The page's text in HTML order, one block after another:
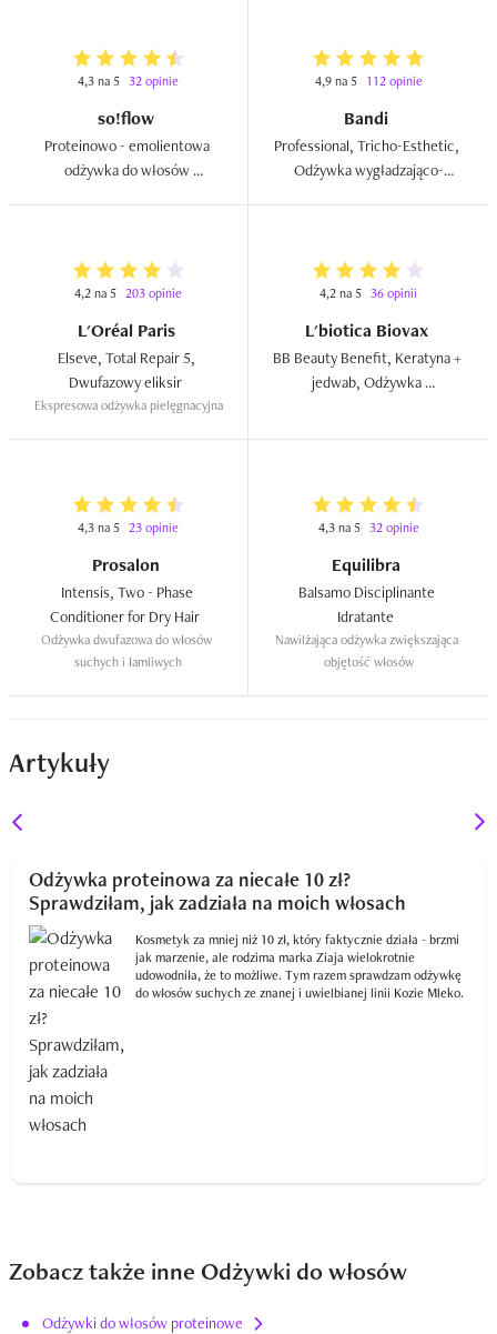
4,3 na 5 32 opinie
so!flow
Proteinowo - emolientowa
odżywka do włosów
4,9 na 5 112 opinie
Bandi
Professional, Tricho-Esthetic,
Odżywka wygładzająco-
4,2 na 5 203 opinie
L'Oréal Paris
Elseve, Total Repair 5,
Ekspresowa odżywka pielęgnacyjna
4,2 na 5 36 opinii
L'biotica Biovax
BB Beauty Benefit, Keratyna +
jedwab, Odżywka
4,3 na 5 23 opinie
Prosalon
Intensis, Two - Phase
Odżywka dwufazowa do włosów
suchych i łamliwych
4,3 na 5 32 opinie
Equilibra
Balsamo Disciplinante
Nawilżająca odżywka zwiększająca
objętość włosów
Artykuły
Odżywka proteinowa za niecałe 10 zł?
Sprawdziłam, jak zadziała na moich włosach
Kosmetyk za mniej niż 10 zł, który faktycznie działa - brzmi
jak marzenie, ale rodzima marka Ziaja wielokrotnie
udowodniła, że to możliwe. Tym razem sprawdzam odżywkę
do włosów suchych ze znanej i uwielbianej linii Kozie Mleko.
Zobacz także inne Odżywki do włosów
Odżywki do włosów proteinowe